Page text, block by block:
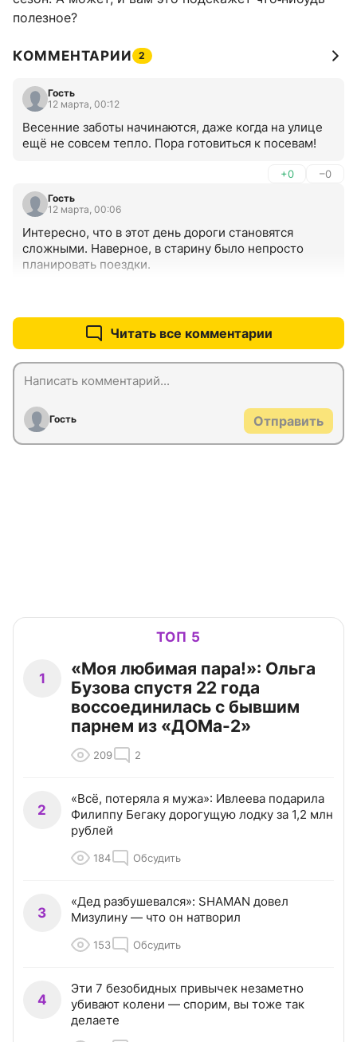
полезное?
КОММЕНТАРИИ 2
Гость
12 марта, 00:12
Весенние заботы начинаются, даже когда на улице
ещё не совсем тепло. Пора готовиться к посевам!
+0 –0
Гость
12 марта, 00:06
Интересно, что в этот день дороги становятся
сложными. Наверное, в старину было непросто
планировать поездки.
Читать все комментарии
Гость Отправить
ТОП 5
1
«Моя любимая пара!»: Ольга
Бузова спустя 22 года
воссоединилась с бывшим
парнем из «ДОМа-2»
209 2
2
«Всё, потеряла я мужа»: Ивлеева подарила
Филиппу Бегаку дорогущую лодку за 1,2 млн
рублей
184 Обсудить
3
«Дед разбушевался»: SHAMAN довел
Мизулину — что он натворил
153 Обсудить
4
Эти 7 безобидных привычек незаметно
убивают колени — спорим, вы тоже так
делаете